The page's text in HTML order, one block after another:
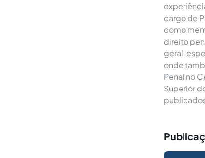
cargo de
como
direito
geral,
onde
Penal no
Superior